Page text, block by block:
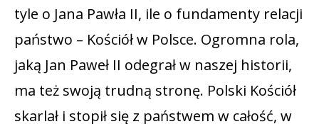
tyle o Jana Pawła II, ile o fundamenty relacji
państwo – Kościół w Polsce. Ogromna rola,
jaką Jan Paweł II odegrał w naszej historii,
ma też swoją trudną stronę. Polski Kościół
skarlał i stopił się z państwem w całość, w